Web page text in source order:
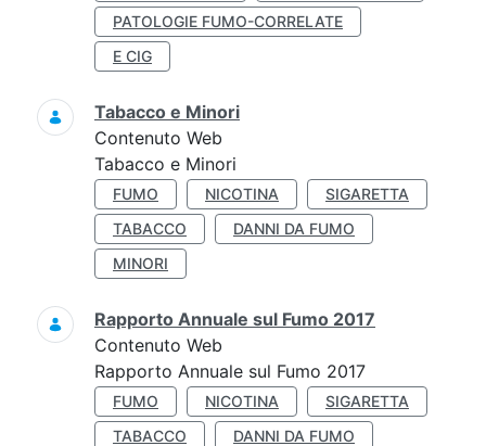
PATOLOGIE FUMO-CORRELATE
E CIG
Tabacco e Minori
Contenuto Web
Tabacco e Minori
FUMO NICOTINA
SIGARETTA
TABACCO
DANNI DA FUMO
MINORI
Rapporto Annuale sul Fumo 2017
Contenuto Web
Rapporto Annuale sul Fumo 2017
FUMO NICOTINA
SIGARETTA
TABACCO
DANNI DA FUMO